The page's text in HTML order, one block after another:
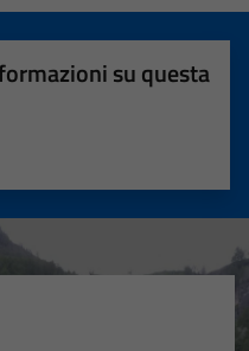
su questa
5